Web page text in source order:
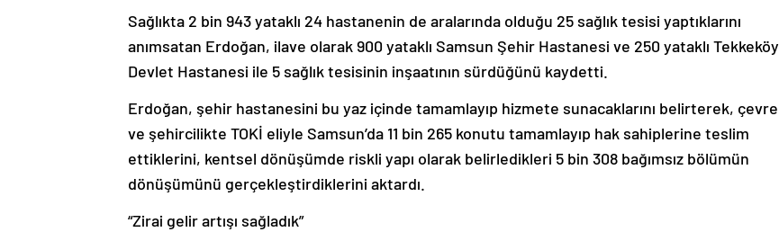
Sağlıkta 2 bin 943 yataklı 24 hastanenin de aralarında olduğu 25 sağlık tesisi yaptıklarını
anımsatan Erdoğan, ilave olarak 900 yataklı Samsun Şehir Hastanesi ve 250 yataklı Tekkeköy
Devlet Hastanesi ile 5 sağlık tesisinin inşaatının sürdüğünü kaydetti.
Erdoğan, şehir hastanesini bu yaz içinde tamamlayıp hizmete sunacaklarını belirterek, çevre
ve şehircilikte TOKİ eliyle Samsun’da 11 bin 265 konutu tamamlayıp hak sahiplerine teslim
ettiklerini, kentsel dönüşümde riskli yapı olarak belirledikleri 5 bin 308 bağımsız bölümün
dönüşümünü gerçekleştirdiklerini aktardı.
“Zirai gelir artışı sağladık”